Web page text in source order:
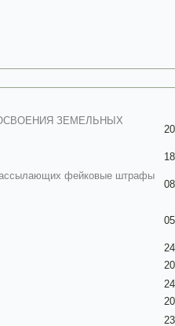
ЗЕМЕЛЬНЫХ
фейковые штрафы